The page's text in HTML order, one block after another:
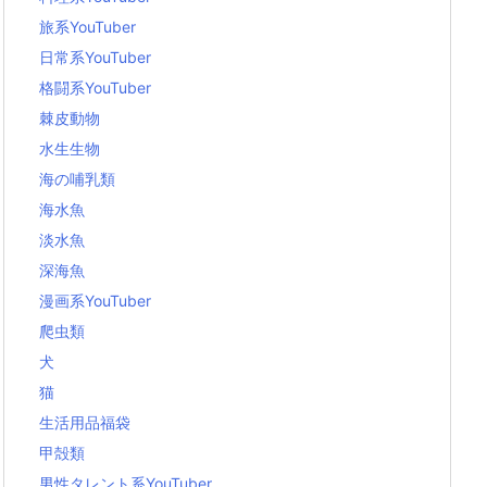
旅系YouTuber
日常系YouTuber
格闘系YouTuber
棘皮動物
水生生物
海の哺乳類
海水魚
淡水魚
深海魚
漫画系YouTuber
爬虫類
犬
猫
生活用品福袋
甲殻類
男性タレント系YouTuber